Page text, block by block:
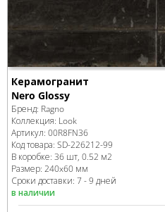
Керамогранит
Nero Glossy
Бренд: Ragno
Коллекция: Look
Артикул: 00R8FN36
Код товара: SD-226212-99
В коробке: 36 шт, 0.52 м2
Размер: 240x60 мм
Сроки доставки: 7 - 9 дней
в наличии